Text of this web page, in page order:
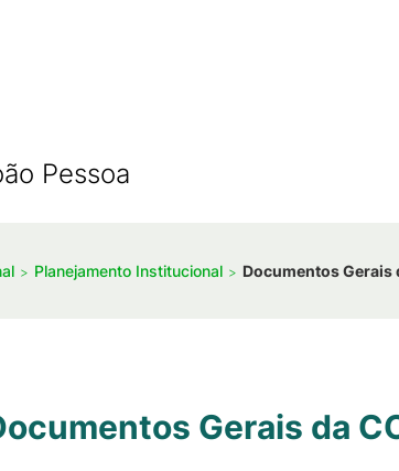
Pessoa
Planejamento Institucional Documentos Gerais
Gerais da